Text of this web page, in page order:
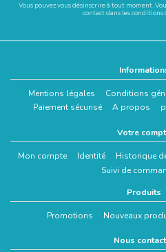
Vous pouvez vous désinscrire à tout moment.
contact dans les
Mentions légales Conditions
Paiement sécurisé
A propos
Votre
Mon compte Identité Historique
Suivi de
Produits
Promotions Nouveaux
Nous